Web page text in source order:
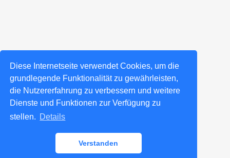
Diese Internetseite verwendet Cookies, um die
grundlegende Funktionalität zu gewährleisten,
die Nutzererfahrung zu verbessern und weitere
Dienste und Funktionen zur Verfügung zu
stellen. Details
Verstanden